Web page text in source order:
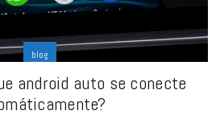
blog
android auto se conecte